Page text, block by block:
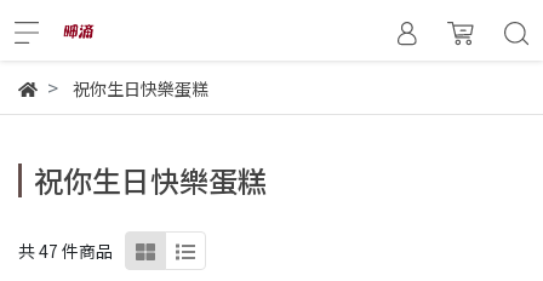
祝你生日快樂蛋糕
祝你生日快樂蛋糕
共 47 件商品